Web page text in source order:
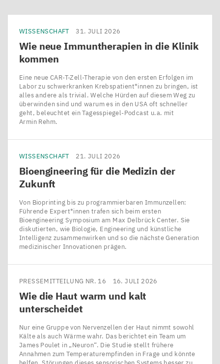
WISSENSCHAFT 31. JULI 2026
Wie neue Immuntherapien in die Klinik
kommen
Eine neue CAR-T-Zell-Therapie von den ersten Erfolgen im
Labor zu schwerkranken Krebspatient*innen zu bringen, ist
alles andere als trivial. Welche Hürden auf diesem Weg zu
überwinden sind und warum es in den USA oft schneller
geht, beleuchtet ein Tagesspiegel-Podcast u.a. mit
Armin Rehm.
WISSENSCHAFT 21. JULI 2026
Bioengineering für die Medizin der
Zukunft
Von Bioprinting bis zu programmierbaren Immunzellen:
Führende Expert*innen trafen sich beim ersten
Bioengineering Symposium am Max Delbrück Center. Sie
diskutierten, wie Biologie, Engineering und künstliche
Intelligenz zusammenwirken und so die nächste Generation
medizinischer Innovationen prägen.
PRESSEMITTEILUNG NR. 16 16. JULI 2026
Wie die Haut warm und kalt
unterscheidet
Nur eine Gruppe von Nervenzellen der Haut nimmt sowohl
Kälte als auch Wärme wahr. Das berichtet ein Team um
James Poulet in ​„Neuron“. Die Studie stellt frühere
Annahmen zum Temperaturempfinden in Frage und könnte